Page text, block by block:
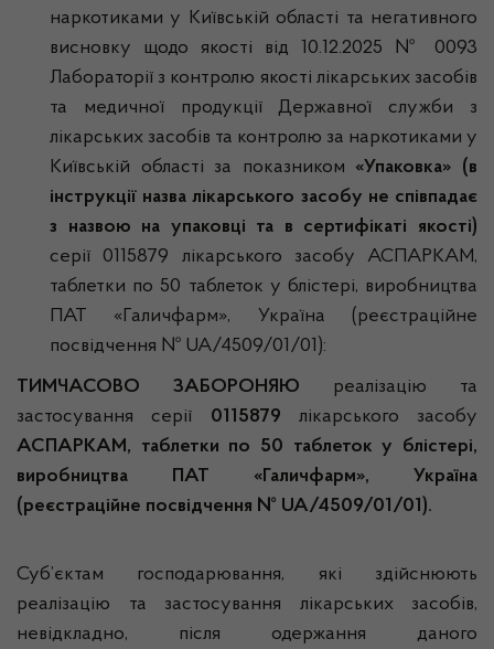
наркотиками у Київській області та негативного
висновку щодо якості від 10.12.2025 № 0093
Лабораторії з контролю якості лікарських засобів
та медичної продукції Державної служби з
лікарських засобів та контролю за наркотиками у
Київській області за показником«Упаковка» (в
інструкції назва лікарського засобу не співпадає
з назвою на упаковці та в сертифікаті якості)
серії 0115879 лікарського засобу АСПАРКАМ,
таблетки по 50 таблеток у блістері, виробництва
ПАТ «Галичфарм», Україна (реєстраційне
посвідчення № UA/4509/01/01):
ТИМЧАСОВО ЗАБОРОНЯЮ реалізацію та
застосування серії 0115879 лікарського засобу
АСПАРКАМ, таблетки по 50 таблеток у блістері,
виробництва ПАТ «Галичфарм», Україна
(реєстраційне посвідчення № UA/4509/01/01).
Суб’єктам господарювання, які здійснюють
реалізацію та застосування лікарських засобів,
невідкладно, після одержання даного